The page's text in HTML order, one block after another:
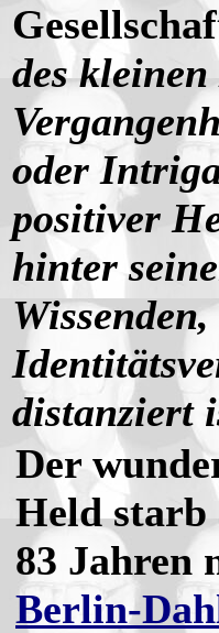
des
oder
positiver
hinter
distanziert
Der
Held starb
83 Jahren
Berlin-